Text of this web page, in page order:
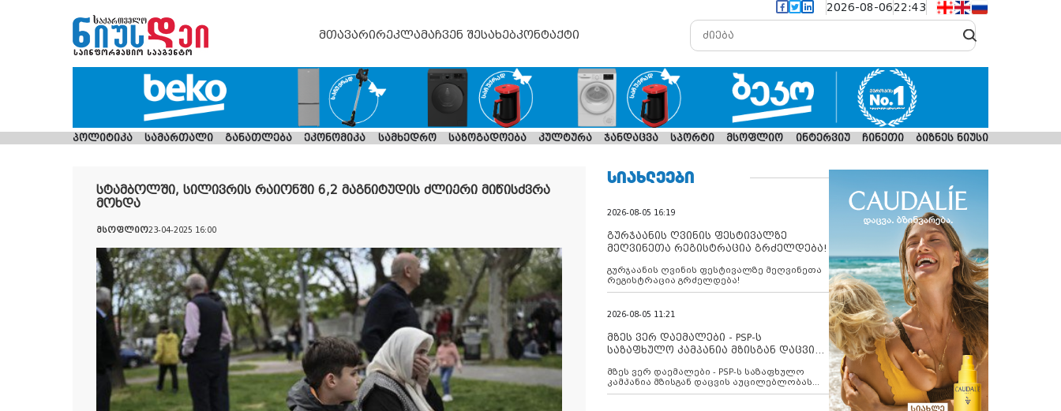
2026-08-0622:43
მთავარირეკლამაჩვენ შესახებკონტაქტი
პოლიტიკა სამართალი განათლება ეკონომიკა სამხედრო საზოგადოება კულტურა ჯანდაცვა სპორტი მსოფლიო ინტერვიუ ჩინეთი ბიზნეს ნიუსი
სტამბოლში, სილივრის რაიონში 6,2 მაგნიტუდის ძლიერი მიწისძვრა
მოხდა
მსოფლიო23-04-2025 16:00
ᲡᲘᲐᲮᲚᲔᲔᲑᲘ
2026-08-05 16:19
გურჯაანის ღვინის ფესტივალზე
მეღვინეთა რეგისტრაცია გრძელდება!
გურჯაანის ღვინის ფესტივალზე მეღვინეთა
რეგისტრაცია გრძელდება!
2026-08-05 11:21
მზეს ვერ დაემალები - PSP-ს
საზაფხულო კამპანია მზისგან დაცვის
მზეს ვერ დაემალები - PSP-ს საზაფხულო
კამპანია მზისგან დაცვის აუცილებლობას
გვახსენებს